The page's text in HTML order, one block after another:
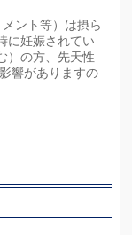
ント等）は摂ら
に妊娠されてい
）の方、先天性
響がありますの